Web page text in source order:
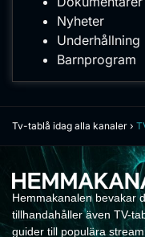
Nyheter
Underhållning
Barnprogram
Tv-tablå idag alla kanaler ›
Hemmakanalen bevakar
tillhandahåller även TV-
guider till populära